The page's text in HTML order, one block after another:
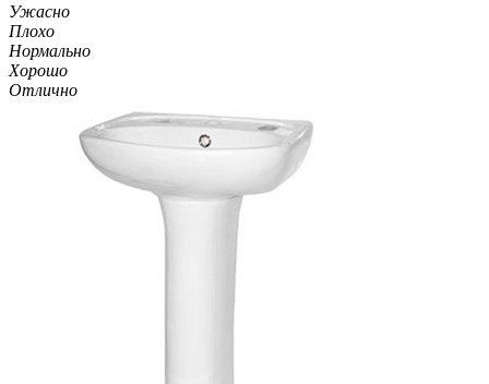
Ужасно
Плохо
Нормально
Хорошо
Отлично